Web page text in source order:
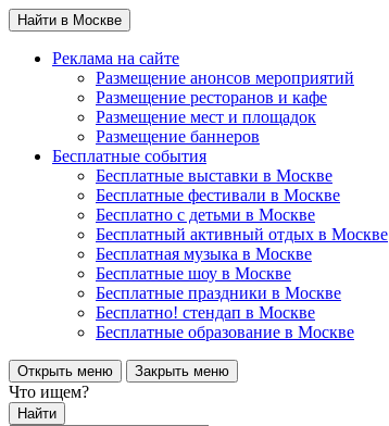
Найти в Москве
Реклама на сайте
Размещение анонсов мероприятий
Размещение ресторанов и кафе
Размещение мест и площадок
Размещение баннеров
Бесплатные события
Бесплатные выставки в Москве
Бесплатные фестивали в Москве
Бесплатно с детьми в Москве
Бесплатный активный отдых в Москве
Бесплатная музыка в Москве
Бесплатные шоу в Москве
Бесплатные праздники в Москве
Бесплатно! стендап в Москве
Бесплатные образование в Москве
Открыть меню Закрыть меню
Что ищем?
Найти